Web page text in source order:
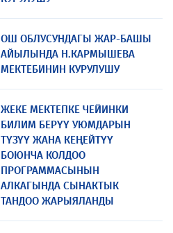
ОШ ОБЛУСУНДАГЫ ЖАР-БАШЫ
АЙЫЛЫНДА Н.КАРМЫШЕВА
МЕКТЕБИНИН КУРУЛУШУ
ЖЕКЕ МЕКТЕПКЕ ЧЕЙИНКИ
БИЛИМ БЕРҮҮ УЮМДАРЫН
ТҮЗҮҮ ЖАНА КЕҢЕЙТҮҮ
БОЮНЧА КОЛДОО
ПРОГРАММАСЫНЫН
АЛКАГЫНДА СЫНАКТЫК
ТАНДОО ЖАРЫЯЛАНДЫ